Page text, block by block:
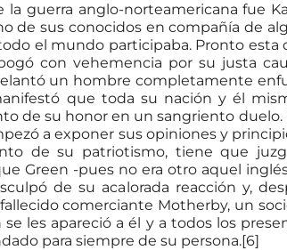
la guerra anglo-norteamericana fue
de sus conocidos en compañía de
el mundo participaba. Pronto
con vehemencia por su justa
un hombre completamente
que toda su nación y él
de su honor en un sangriento
a exponer sus opiniones y
de su patriotismo, tiene que
Green -pues no era otro aquel
de su acalorada reacción y,
comerciante Motherby, un
se les apareció a él y a todos los
para siempre de su persona.[6]